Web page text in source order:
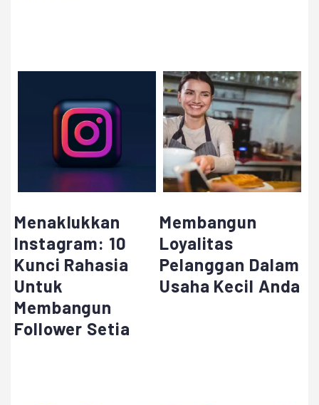
Menaklukkan
Instagram: 10
Kunci Rahasia
Untuk
Membangun
Follower Setia
Membangun
Loyalitas
Pelanggan Dalam
Usaha Kecil Anda